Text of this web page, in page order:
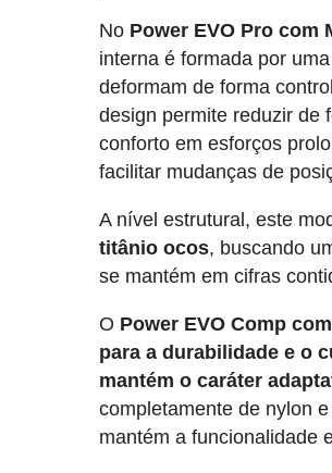
No Power EVO Pro
interna é formada por
deformam de forma
design permite reduzir de
conforto em esforços
facilitar mudanças de
A nível estrutural, este
titânio ocos, buscando
se mantém em cifras
O Power EVO Comp
para a durabilidade e o
mantém o caráter
completamente de nylon
mantém a funcionalidade